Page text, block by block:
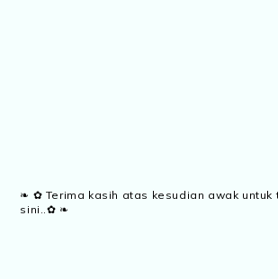
❧ ✿ Terima kasih atas kesudian awak untuk
sini..✿ ❧